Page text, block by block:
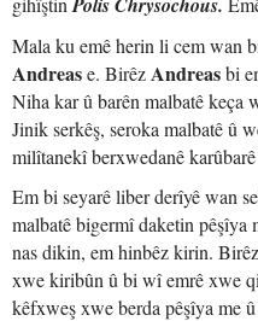
Mala ku emê herin li cem wan
Andrease. BirêzAndreasbi
Niha kar û barên malbatê keça
Jinik serkêş, seroka malbatê û
milîtanekî berxwedanê
Em bi seyarê liber derîyê wan
malbatê bigermî daketin pêşîya
nas dikin, em hinbêz kirin. Birêz
xwe kiribûn û bi wî emrê xwe
kêfxweş xwe berda pêşîya me